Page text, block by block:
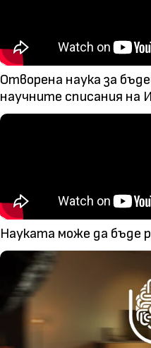
Отворена наука за
научните списания на
Науката може да бъде